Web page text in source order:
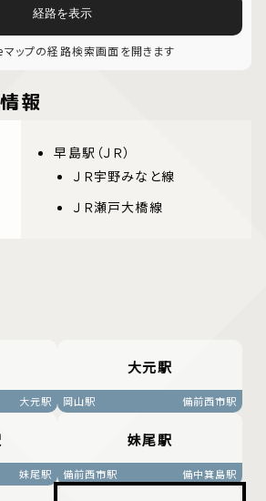
経路を表示
ップの経路検索画面を開きます
報
早島駅（ＪＲ）
ＪＲ宇野みなと線
ＪＲ瀬戸大橋線
大元駅
大元駅
岡山駅 備前西市駅
妹尾駅
妹尾駅
備前西市駅 備中箕島駅